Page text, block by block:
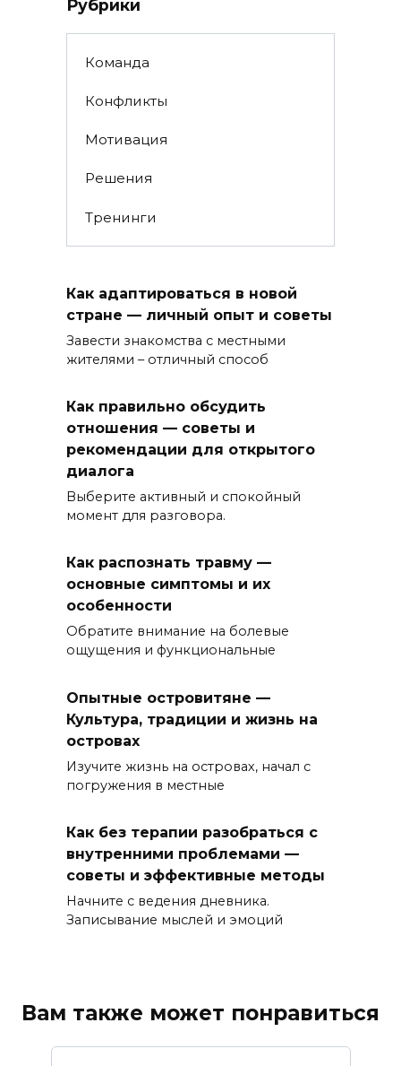
Рубрики
Команда
Конфликты
Мотивация
Решения
Тренинги
Как адаптироваться в новой
стране — личный опыт и советы
Завести знакомства с местными
жителями – отличный способ
Как правильно обсудить
отношения — советы и
рекомендации для открытого
диалога
Выберите активный и спокойный
момент для разговора.
Как распознать травму —
основные симптомы и их
особенности
Обратите внимание на болевые
ощущения и функциональные
Опытные островитяне —
Культура, традиции и жизнь на
островах
Изучите жизнь на островах, начал с
погружения в местные
Как без терапии разобраться с
внутренними проблемами —
советы и эффективные методы
Начните с ведения дневника.
Записывание мыслей и эмоций
Вам также может понравиться